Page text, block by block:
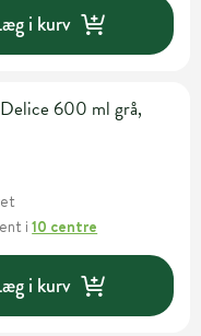
i kurv
600 ml grå,
i10 centre
i kurv